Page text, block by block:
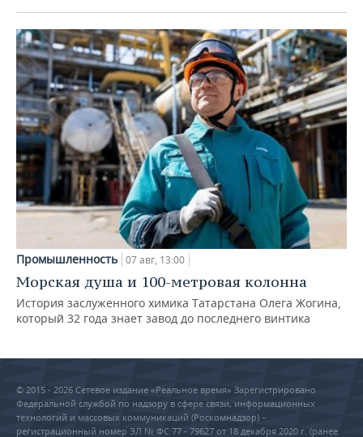
Промышленность 07 авг, 13:00
Морская душа и 100-метровая колонна
История заслуженного химика Татарстана Олега Жогина,
который 32 года знает завод до последнего винтика
© 2015 - 2026 Сетевое издание «Реальное время» Зарегистрировано
Федеральной службой по надзору в сфере связи, информационных
технологий и массовых коммуникаций (Роскомнадзор) –
регистрационный номер ЭЛ № ФС 77 - 79627 от 18 декабря 2020 г. (ранее